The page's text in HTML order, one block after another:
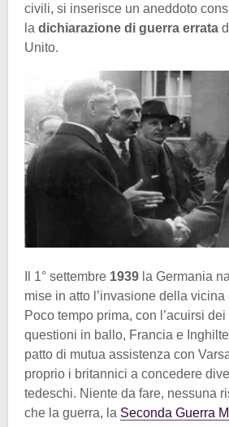
civili, si inserisce un aneddoto
la dichiarazione di guerra errata
Unito.
Il 1° settembre 1939 la Germania
mise in atto l’invasione della
Poco tempo prima, con l’acuirsi
questioni in ballo, Francia e
patto di mutua assistenza con
proprio i britannici a concedere
tedeschi. Niente da fare, nessuna
che la guerra, la Seconda Guerra